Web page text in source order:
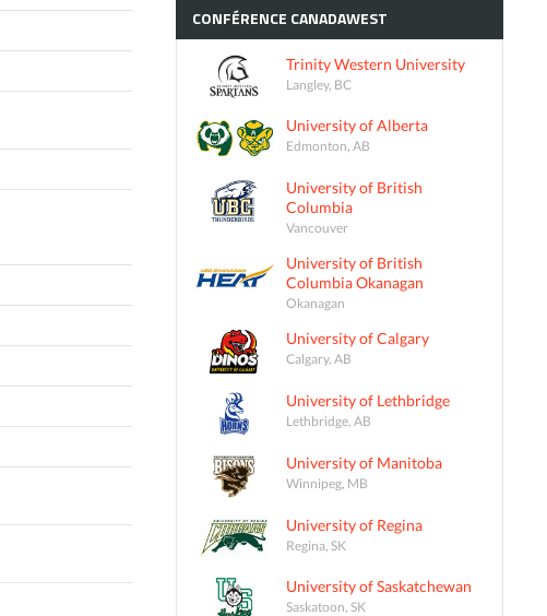
CONFÉRENCE CANADAWEST
Trinity Western University
Langley, BC
University of Alberta
Edmonton, AB
University of British
Columbia
Vancouver
University of British
Columbia Okanagan
Okanagan
University of Calgary
Calgary, AB
University of Lethbridge
Lethbridge, AB
University of Manitoba
Winnipeg, MB
University of Regina
Regina, SK
University of Saskatchewan
Saskatoon, SK